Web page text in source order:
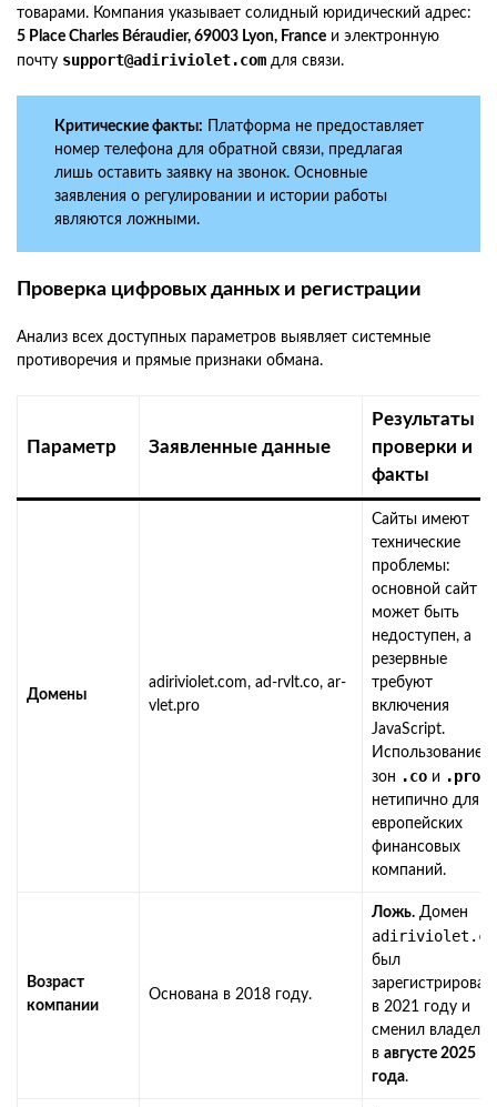
товарами. Компания указывает солидный юридический адрес:
5 Place Charles Béraudier, 69003 Lyon, France и электронную
почту support@adiriviolet.com для связи.
Критические факты: Платформа не предоставляет
номер телефона для обратной связи, предлагая
лишь оставить заявку на звонок. Основные
заявления о регулировании и истории работы
являются ложными.
Проверка цифровых данных и регистрации
Анализ всех доступных параметров выявляет системные
противоречия и прямые признаки обмана.
Параметр Заявленные данные
Результаты
проверки и
факты
Домены
adiriviolet.com, ad-rvlt.co, ar-
vlet.pro
Сайты имеют
технические
проблемы:
основной сайт
может быть
недоступен, а
резервные
требуют
включения
JavaScript.
Использование
зон .co и .pro
нетипично для
европейских
финансовых
компаний.
Возраст
компании
Основана в 2018 году.
Ложь. Домен
был
зарегистрирован
в 2021 году и
сменил
в августе 2025
года.